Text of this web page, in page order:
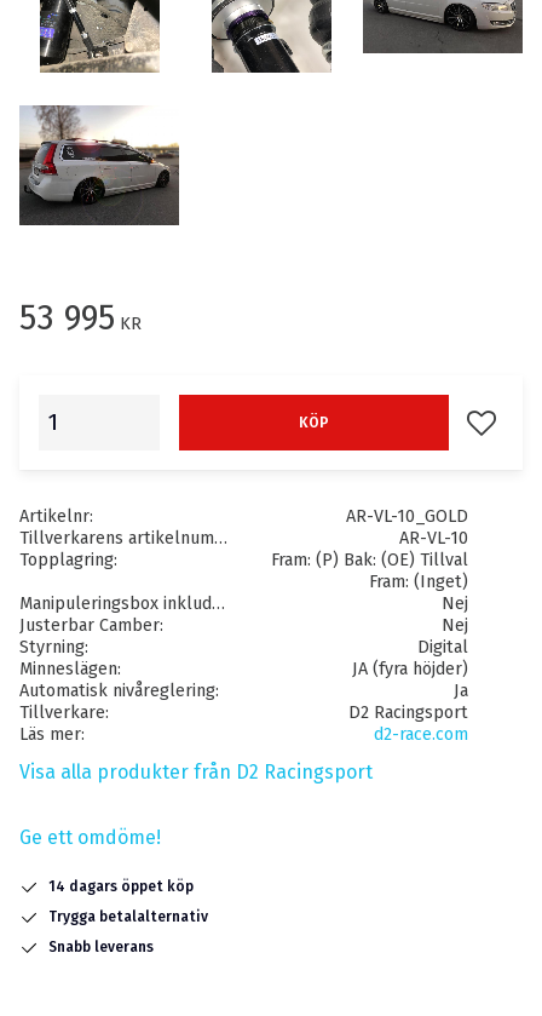
53 995 KR
KÖP Lägg
Artikelnr
AR-VL-10_GOLD
Tillverkarens artikelnummer
AR-VL-10
Topplagring
Fram: (P) Bak: (OE) Tillval
Fram: (Inget)
Manipuleringsbox inkluderat
Nej
Justerbar Camber
Nej
Styrning
Digital
Minneslägen
JA (fyra höjder)
Automatisk nivåreglering
Ja
Tillverkare
D2 Racingsport
Läs mer
d2-race.com
Visa alla produkter från D2 Racingsport
Ge ett omdöme!
14 dagars öppet köp
Trygga betalalternativ
Snabb leverans